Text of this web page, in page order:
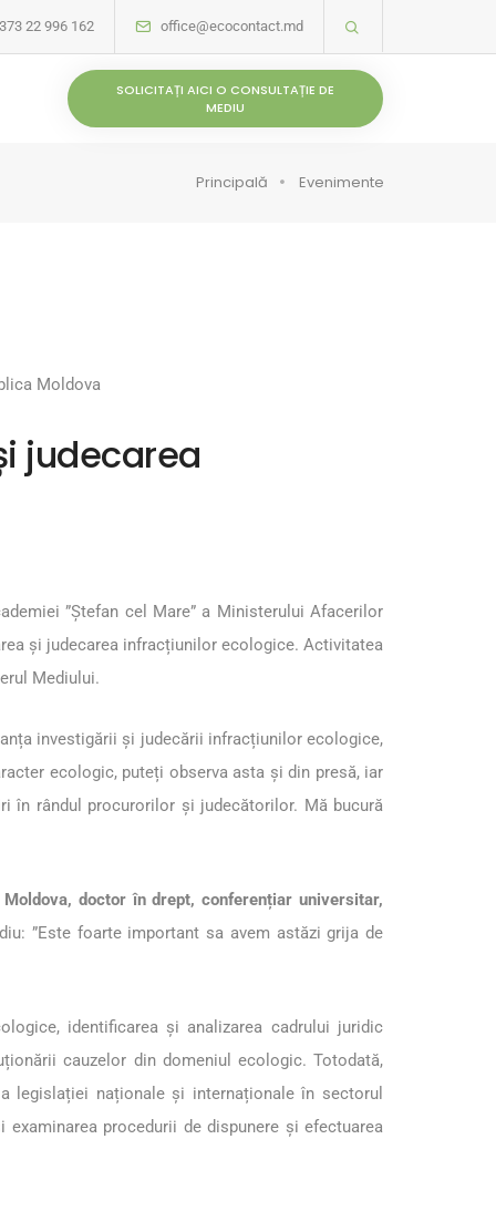
22 996 162 office@ecocontact.md
SOLICITAȚI AICI O CONSULTAȚIE DE
MEDIU
Principală Evenimente
Moldova
judecarea
”Ștefan cel Mare” a Ministerului Afacerilor
și judecarea infracțiunilor ecologice. Activitatea
Mediului.
investigării și judecării infracțiunilor ecologice,
ecologic, puteți observa asta și din presă, iar
în rândul procurorilor și judecătorilor. Mă bucură
doctor în drept, conferențiar universitar,
”Este foarte important sa avem astăzi grija de
identificarea și analizarea cadrului juridic
cauzelor din domeniul ecologic. Totodată,
legislației naționale și internaționale în sectorul
procedurii de dispunere şi efectuarea